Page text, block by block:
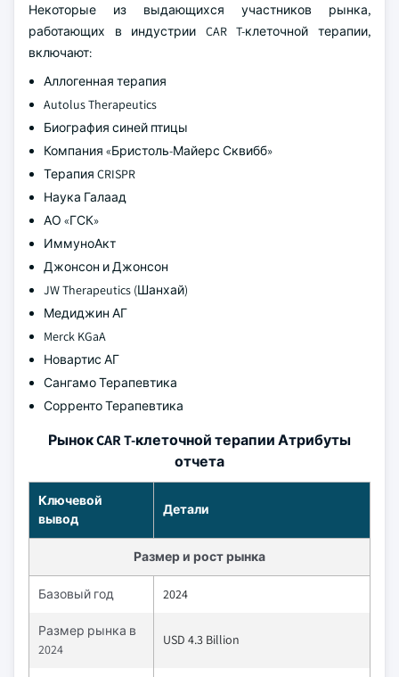
Некоторые из выдающихся участников рынка,
работающих в индустрии CAR T-клеточной терапии,
включают:
Аллогенная терапия
Autolus Therapeutics
Биография синей птицы
Компания «Бристоль-Майерс Сквибб»
Терапия CRISPR
Наука Галаад
АО «ГСК»
ИммуноАкт
Джонсон и Джонсон
JW Therapeutics (Шанхай)
Медиджин АГ
Merck KGaA
Новартис АГ
Сангамо Терапевтика
Сорренто Терапевтика
Рынок CAR T-клеточной терапии Атрибуты
отчета
Ключевой
вывод
Детали
Размер и рост рынка
Базовый год 2024
Размер рынка в
2024
USD 4.3 Billion